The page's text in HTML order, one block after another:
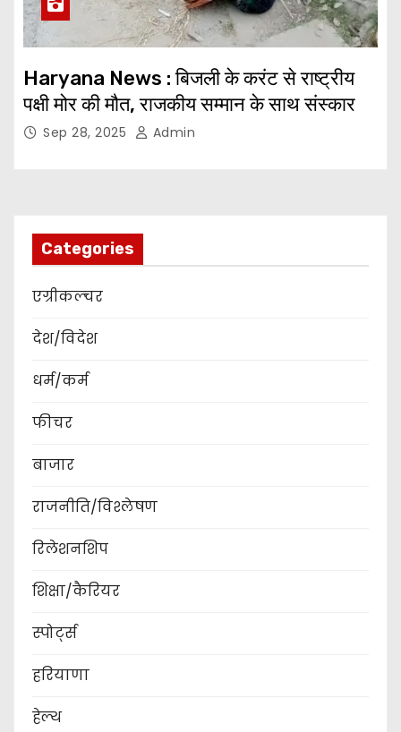
Haryana News : बिजली के करंट से राष्ट्रीय
पक्षी मोर की मौत, राजकीय सम्मान के साथ संस्कार
Sep 28, 2025 Admin
Categories
एग्रीकल्चर
देश/विदेश
धर्म/कर्म
फीचर
बाजार
राजनीति/विश्लेषण
रिलेशनशिप
शिक्षा/कैरियर
स्पोर्ट्स
हरियाणा
हेल्थ